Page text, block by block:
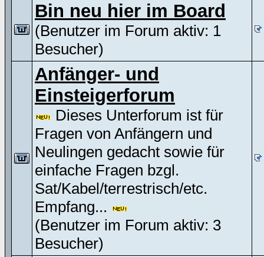
Bin neu hier im Board
(Benutzer im Forum aktiv: 1
Besucher)
Anfänger- und
Einsteigerforum
Dieses Unterforum ist für
Fragen von Anfängern und
Neulingen gedacht sowie für
einfache Fragen bzgl.
Sat/Kabel/terrestrisch/etc.
Empfang...
(Benutzer im Forum aktiv: 3
Besucher)